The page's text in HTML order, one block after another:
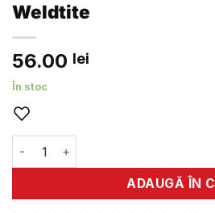
Weldtite
56.00 lei
În stoc
Cantitate Ax tubular Q.R. 10.0 x
ADAUGĂ ÎN